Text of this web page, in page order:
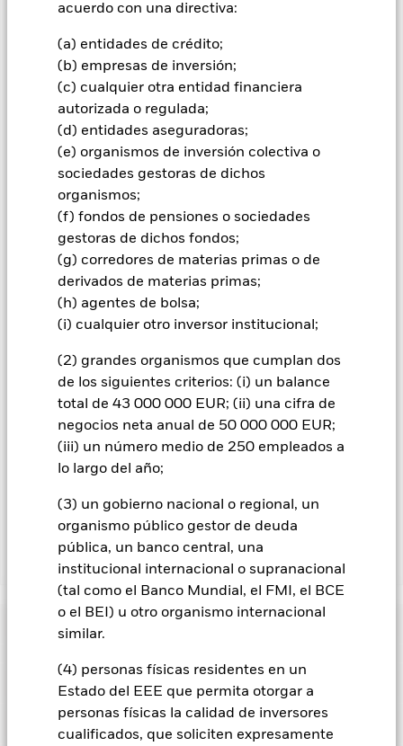
acuerdo con una directiva:
(a) entidades de crédito;
(b) empresas de inversión;
(c) cualquier otra entidad financiera
autorizada o regulada;
(d) entidades aseguradoras;
(e) organismos de inversión colectiva o
sociedades gestoras de dichos
organismos;
(f) fondos de pensiones o sociedades
gestoras de dichos fondos;
(g) corredores de materias primas o de
derivados de materias primas;
(h) agentes de bolsa;
(i) cualquier otro inversor institucional;
(2) grandes organismos que cumplan dos
de los siguientes criterios: (i) un balance
total de 43 000 000 EUR; (ii) una cifra de
negocios neta anual de 50 000 000 EUR;
(iii) un número medio de 250 empleados a
lo largo del año;
(3) un gobierno nacional o regional, un
organismo público gestor de deuda
pública, un banco central, una
institucional internacional o supranacional
(tal como el Banco Mundial, el FMI, el BCE
o el BEI) u otro organismo internacional
similar.
(4) personas físicas residentes en un
Estado del EEE que permita otorgar a
personas físicas la calidad de inversores
cualificados, que soliciten expresamente
de las inversiones y los ingresos derivados de ellas pueden
inversores no recuperen la cantidad invertida originalmente.
Todas las clases de acciones con cobertura de divisas de este
uso de derivados para una clase de acciones podría conllevar
un posible riesgo de contagio (también denominado «spill-
over») a otras clases de acciones del fondo. La sociedad
gestora del fondo se asegurará de que se dispone de los
procedimientos adecuados para minimizar el riesgo de
contagio a otras clases de acciones. En el menú desplegable
que figura justo debajo del nombre del fondo, podrá ver un
acciones con cobertura de divisas se identifican mediante la
palabra «Hedged» en su nombre. Además, el listado
completo de todas las clases de acciones con cobertura de
gestora del fondo.
para reducir los gastos, el propio Fondo percibirá el 62,5% de
los ingresos asociadas que se generen, y el 37,5% restante se
recibirá por BlackRock en calidad de agente de préstamo de
valores. Debido a que el reparto de los ingresos por préstamos
Fondo, esto ha quedado excluido de los gastos corrientes.
Mostrar menos
BGF Asian High Yield Bond Fund
Rentabilidad
Gráfico de rendimiento
Ver gráfico completo
Los cambios en los tipos de interés, el riesgo de crédito y/o los
impagos de los emisores tendrán un impacto significativo en
la rentabilidad de los títulos de renta fija. Los valores
calificados sin categoría de inversión pueden ser más
Datos clave
Activos netos del Fondo USD 1.063.450.789
Características del Fondo